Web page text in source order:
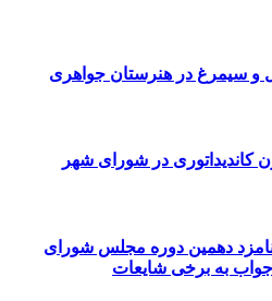
و سیمرغ در هنرستان جواهری
کاندیداتوری در شورای شهر
دهمین دوره مجلس شورای
به برخی شایعات